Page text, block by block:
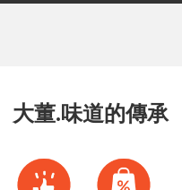
大董.味道的傳承